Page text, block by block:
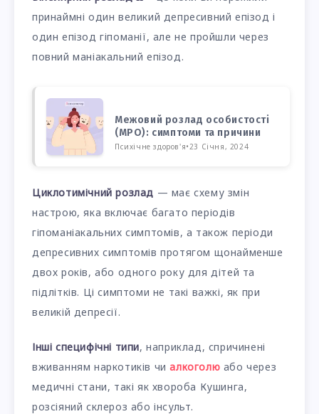
принаймні один великий депресивний епізод і
один епізод гіпоманії, але не пройшли через
повний маніакальний епізод.
Межовий розлад особистості
(МРО): симптоми та причини
Психічне здоров'я•23 Січня, 2024
Циклотимічний розлад — має схему змін
настрою, яка включає багато періодів
гіпоманіакальних симптомів, а також періоди
депресивних симптомів протягом щонайменше
двох років, або одного року для дітей та
підлітків. Ці симптоми не такі важкі, як при
великій депресії.
Інші специфічні типи, наприклад, спричинені
вживанням наркотиків чиалкоголю або через
медичні стани, такі як хвороба Кушинга,
розсіяний склероз або інсульт.